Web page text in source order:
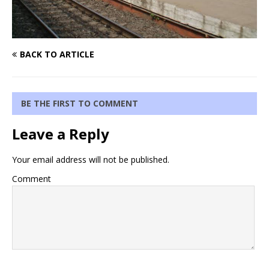
BACK TO ARTICLE
BE THE FIRST TO COMMENT
Leave a Reply
Your email address will not be published.
Comment